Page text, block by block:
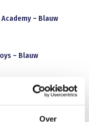
Over
– Blauw
– Blauw
JUMBO –